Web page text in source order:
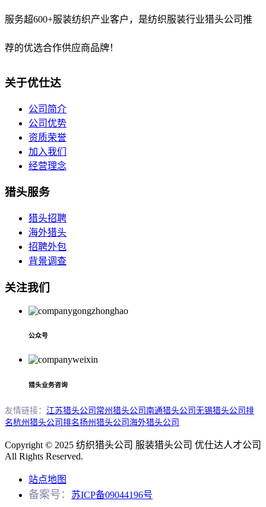
服务超600+服装纺织产业客户，是纺织服装行业猎头公司推
荐的优选合作供应商品牌！
关于优仕达
公司简介
公司优势
资质荣誉
加入我们
经营理念
猎头服务
猎头招聘
海外猎头
招聘外包
背景调查
关注我们
公众号
猎头业务咨询
友情链接： 江苏猎头公司 常州猎头公司 南通猎头公司 无锡猎头公司排
名杭州猎头公司排名扬州猎头公司 海外猎头公司
Copyright © 2025 纺织猎头公司 服装猎头公司 优仕达人才公司
All Rights Reserved.
站点地图
备案号： 苏ICP备09044196号